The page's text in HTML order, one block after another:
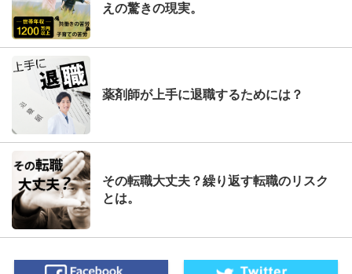
えの驚きの現実。
薬剤師が上手に退職するためには？
その転職大丈夫？繰り返す転職のリスク
とは。